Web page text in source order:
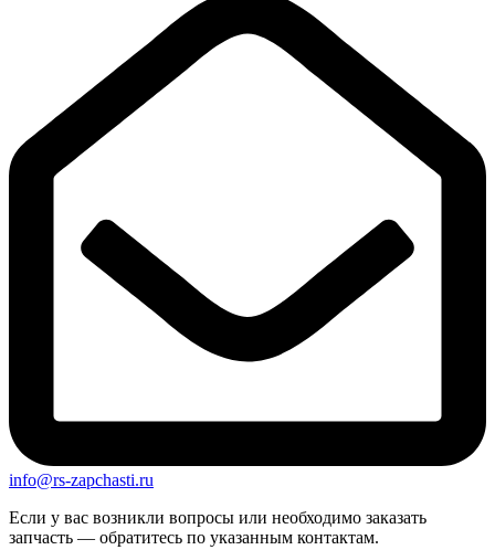
info@rs-zapchasti.ru
Если у вас возникли вопросы или необходимо заказать
запчасть — обратитесь по указанным контактам.